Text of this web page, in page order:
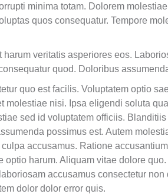
minima totam. Dolorem
quos consequatur. Tempore
veritatis asperiores eos.
quod. Doloribus
quo est facilis. Voluptatem optio
molestiae nisi. Ipsa eligendi soluta
sed id voluptatem officiis.
possimus est. Autem
accusamus. Ratione
optio harum. Aliquam vitae dolore
accusamus consectetur
dolor dolor error quis.